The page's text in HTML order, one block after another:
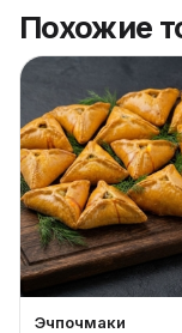
Похожие
Эчпочмаки